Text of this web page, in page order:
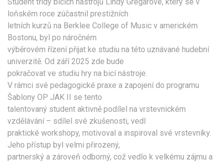
loňském roce zúčastnil prestižních
letních kurzů na Berklee College of Music v americkém
Bostonu, byl po náročném
výběrovém řízení přijat ke studiu na této uznávané hudební
univerzitě. Od září 2025 zde bude
pokračovat ve studiu hry na bicí nástroje.
V rámci své pedagogické praxe a zapojení do programu
Šablony OP JAK II se tento
talentovaný student aktivně podílel na vrstevnickém
vzdělávání – sdílel své zkušenosti, vedl
praktické workshopy, motivoval a inspiroval své vrstevníky.
Jeho přístup byl velmi přirozený,
partnerský a zároveň odborný, což vedlo k velkému zájmu a